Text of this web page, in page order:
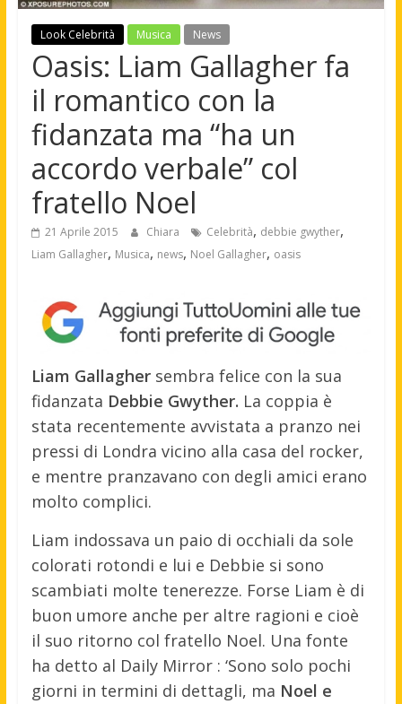
Look Celebrità Musica News
Oasis: Liam Gallagher fa
il romantico con la
fidanzata ma “ha un
accordo verbale” col
fratello Noel
21 Aprile 2015 Chiara Celebrità, debbie gwyther,
Liam Gallagher, Musica, news, Noel Gallagher, oasis
Liam Gallaghersembra felice con la sua
fidanzata Debbie Gwyther. La coppia è
stata recentemente avvistata a pranzo nei
pressi di Londra vicino alla casa del rocker,
e mentre pranzavano con degli amici erano
molto complici.
Liam indossava un paio di occhiali da sole
colorati rotondi e lui e Debbie si sono
scambiati molte tenerezze. Forse Liam è di
buon umore anche per altre ragioni e cioè
il suo ritorno col fratello Noel. Una fonte
ha detto al Daily Mirror : ‘Sono solo pochi
giorni in termini di dettagli, ma Noel e